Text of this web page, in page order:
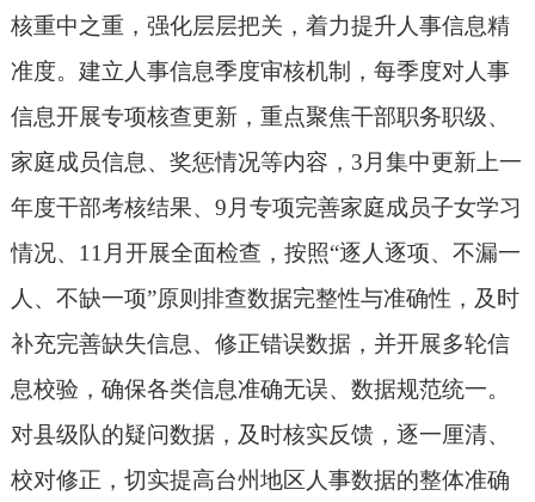
核重中之重，强化层层把关，着力提升人事信息精
准度。建立人事信息季度审核机制，每季度对人事
信息开展专项核查更新，重点聚焦干部职务职级、
家庭成员信息、奖惩情况等内容，3月集中更新上一
年度干部考核结果、9月专项完善家庭成员子女学习
情况、11月开展全面检查， 按照“逐人逐项、不漏一
人、不缺一项”原则排查数据完整性与准确性，及时
补充完善缺失信息、修正错误数据，并开展多轮信
息校验 ，确保各类信息准确无误、数据规范统一。
对县级队的疑问数据，及时核实反馈，逐一厘清、
校对修正，切实提高台州地区人事数据的整体准确